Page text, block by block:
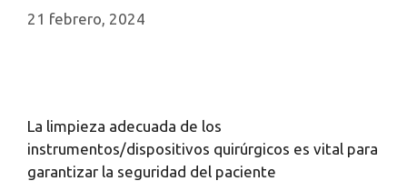
21 febrero, 2024
La limpieza adecuada de los
instrumentos/dispositivos quirúrgicos es vital para
garantizar la seguridad del paciente